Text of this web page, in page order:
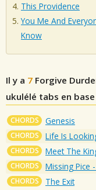
This Providence
You Me And
Know
Il y a 7 Forgive
ukulélé tabs en base
CHORDS Genesis
CHORDS Life Is
CHORDS Meet The
CHORDS Missing Pice
CHORDS The Exit